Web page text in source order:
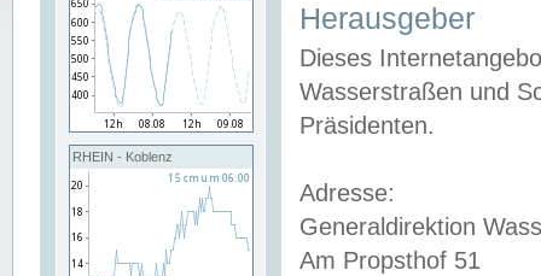
RHEIN - Koblenz
Herausgeber
Dieses
Wasserstraßen und
Präsidenten.
Adresse:
Generaldirektion
Am Propsthof 51